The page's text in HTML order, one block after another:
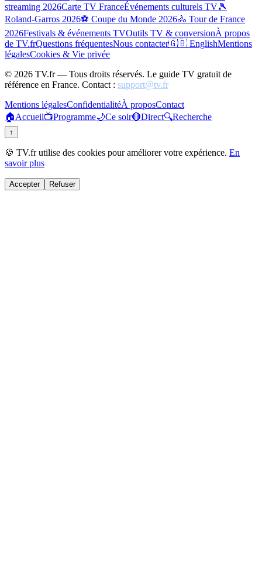
streaming 2026Carte TV FranceÉvénements culturels TV🎾
Roland-Garros 2026⚽ Coupe du Monde 2026🚴 Tour de France
2026Festivals & événements TVOutils TV & conversionÀ propos
de TV.frQuestions fréquentesNous contacter🇬🇧 EnglishMentions
légalesCookies & Vie privée
© 2026 TV.fr — Tous droits réservés. Le guide TV gratuit de
référence en France. Contact : support@tv.fr
Mentions légalesConfidentialitéÀ proposContact
🏠Accueil📺Programme🌙Ce soir🔴Direct🔍Recherche
↑
🍪 TV.fr utilise des cookies pour améliorer votre expérience. En
savoir plus
Accepter Refuser